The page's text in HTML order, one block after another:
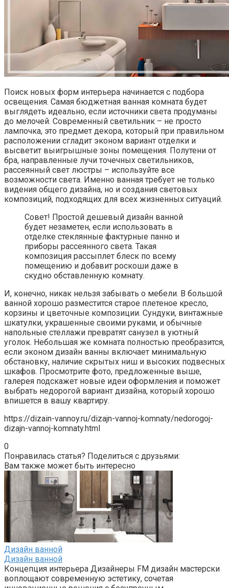
Поиск новых форм интерьера начинается с подбора
освещения. Самая бюджетная ванная комната будет
выглядеть идеально, если источники света продуманы
до мелочей. Современный светильник – не просто
лампочка, это предмет декора, который при правильном
расположении сгладит эконом вариант отделки и
высветит выигрышные зоны помещения. Полутени от
бра, направленные лучи точечных светильников,
рассеянный свет люстры – используйте все
возможности света. Именно ванная требует не только
видения общего дизайна, но и создания световых
композиций, подходящих для всех жизненных ситуаций.
Совет! Простой дешевый дизайн ванной
будет незаметен, если использовать в
отделке стеклянные фактурные панно и
приборы рассеянного света. Такая
композиция рассыплет блеск по всему
помещению и добавит роскоши даже в
скудно обставленную комнату.
И, конечно, никак нельзя забывать о мебели. В большой
ванной хорошо разместится старое плетеное кресло,
корзины и цветочные композиции. Сундуки, винтажные
шкатулки, украшенные своими руками, и обычные
напольные стеллажи превратят санузел в уютный
уголок. Небольшая же комната полностью преобразится,
если эконом дизайн ванны включает минимальную
обстановку, наличие скрытых ниш и высоких подвесных
шкафов. Просмотрите фото, предложенные выше,
галерея подскажет новые идеи оформления и поможет
выбрать недорогой вариант дизайна, который хорошо
впишется в вашу квартиру.
https://dizain-vannoy.ru/dizajn-vannoj-komnaty/nedorogoj-
dizajn-vannoj-komnaty.html
0
Понравилась статья? Поделиться с друзьями:
Вам также может быть интересно
Дизайн ванной
Дизайн ванной
Концепция интерьера Дизайнеры FM дизайн мастерски
воплощают современную эстетику, сочетая